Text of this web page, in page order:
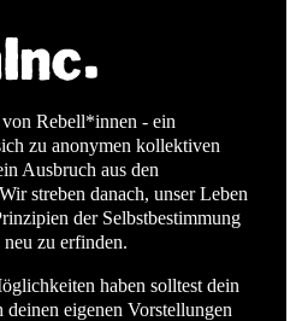
Rebell*innen - ein
zu anonymen kollektiven
Ausbruch aus den
streben danach, unser Leben
der Selbstbestimmung
zu erfinden.
haben solltest dein
deinen eigenen Vorstellungen